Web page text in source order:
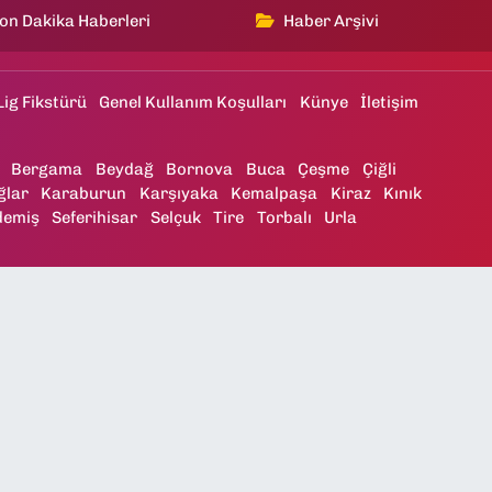
Dakika Haberleri Haber Arşivi
Fikstürü Genel Kullanım Koşulları Künye İletişim
Bergama Beydağ Bornova Buca Çeşme
Çiğli
Karaburun Karşıyaka Kemalpaşa Kiraz
Kınık
Seferihisar Selçuk Tire Torbalı Urla